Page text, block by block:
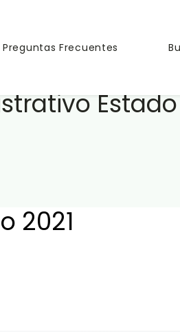
Preguntas Frecuentes
Estado
2021